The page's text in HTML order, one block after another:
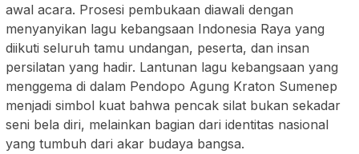
awal acara. Prosesi pembukaan diawali dengan
menyanyikan lagu kebangsaan Indonesia Raya yang
diikuti seluruh tamu undangan, peserta, dan insan
persilatan yang hadir. Lantunan lagu kebangsaan yang
menggema di dalam Pendopo Agung Kraton Sumenep
menjadi simbol kuat bahwa pencak silat bukan sekadar
seni bela diri, melainkan bagian dari identitas nasional
yang tumbuh dari akar budaya bangsa.